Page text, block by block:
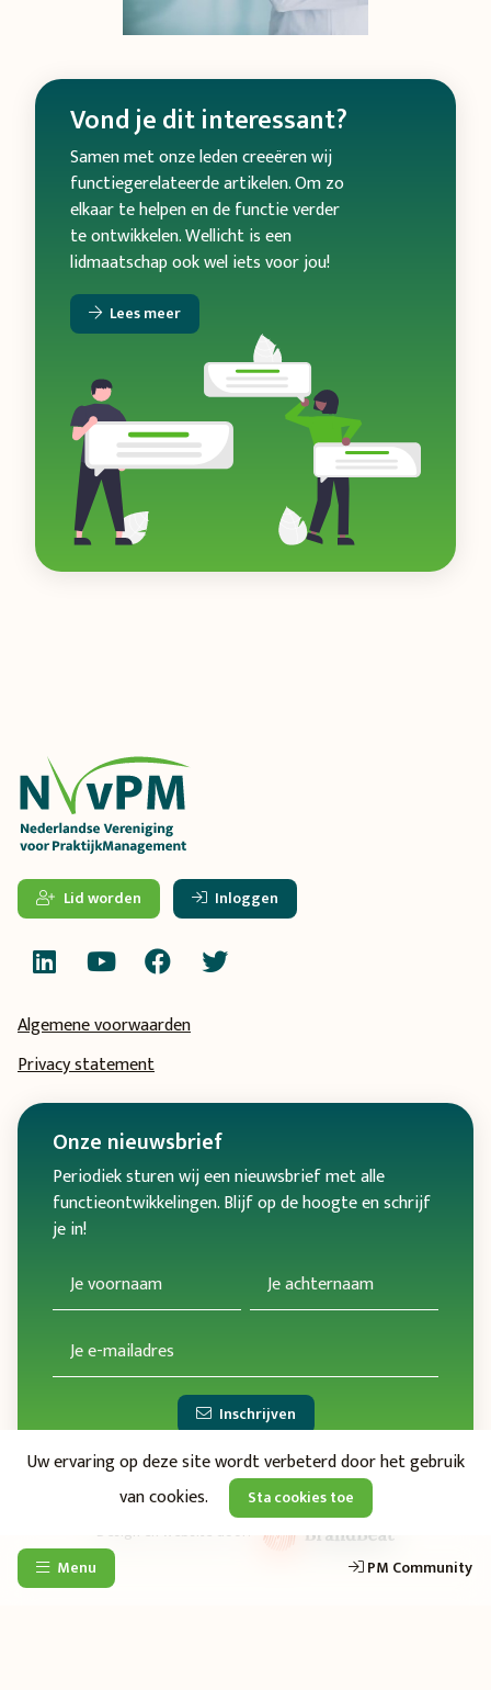
Vond je dit interessant?
Samen met onze leden creeëren wij
functiegerelateerde artikelen. Om zo
elkaar te helpen en de functie verder
te ontwikkelen. Wellicht is een
lidmaatschap ook wel iets voor jou!
Lees meer
Lid worden Inloggen
Algemene voorwaarden
Privacy statement
Onze nieuwsbrief
Periodiek sturen wij een nieuwsbrief met alle
functieontwikkelingen. Blijf op de hoogte en schrijf
je in!
Inschrijven
Design en website door:
Menu
PM Community
Uw ervaring op deze site wordt verbeterd door het gebruik
van cookies.
Sta cookies toe